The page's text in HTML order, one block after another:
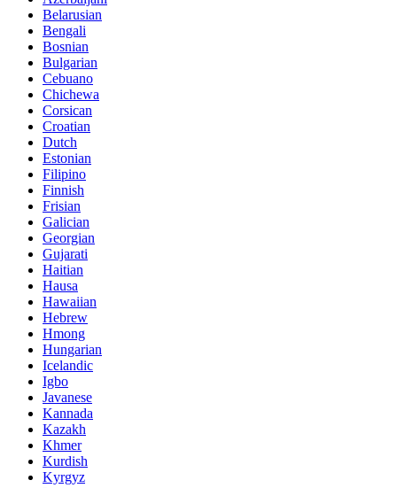
Belarusian
Bengali
Bosnian
Bulgarian
Cebuano
Chichewa
Corsican
Croatian
Dutch
Estonian
Filipino
Finnish
Frisian
Galician
Georgian
Gujarati
Haitian
Hausa
Hawaiian
Hebrew
Hmong
Hungarian
Icelandic
Igbo
Javanese
Kannada
Kazakh
Khmer
Kurdish
Kyrgyz